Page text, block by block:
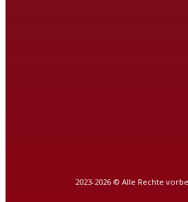
2023-2026 © Alle Rechte